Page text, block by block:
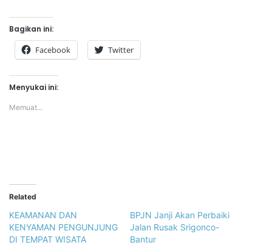
Bagikan ini:
Facebook Twitter
Menyukai ini:
Memuat...
Related
KEAMANAN DAN
KENYAMAN PENGUNJUNG
DI TEMPAT WISATA
BPJN Janji Akan Perbaiki
Jalan Rusak Srigonco-
Bantur